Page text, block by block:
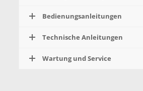
Bedienungsanleitungen
Technische Anleitungen
Wartung und Service